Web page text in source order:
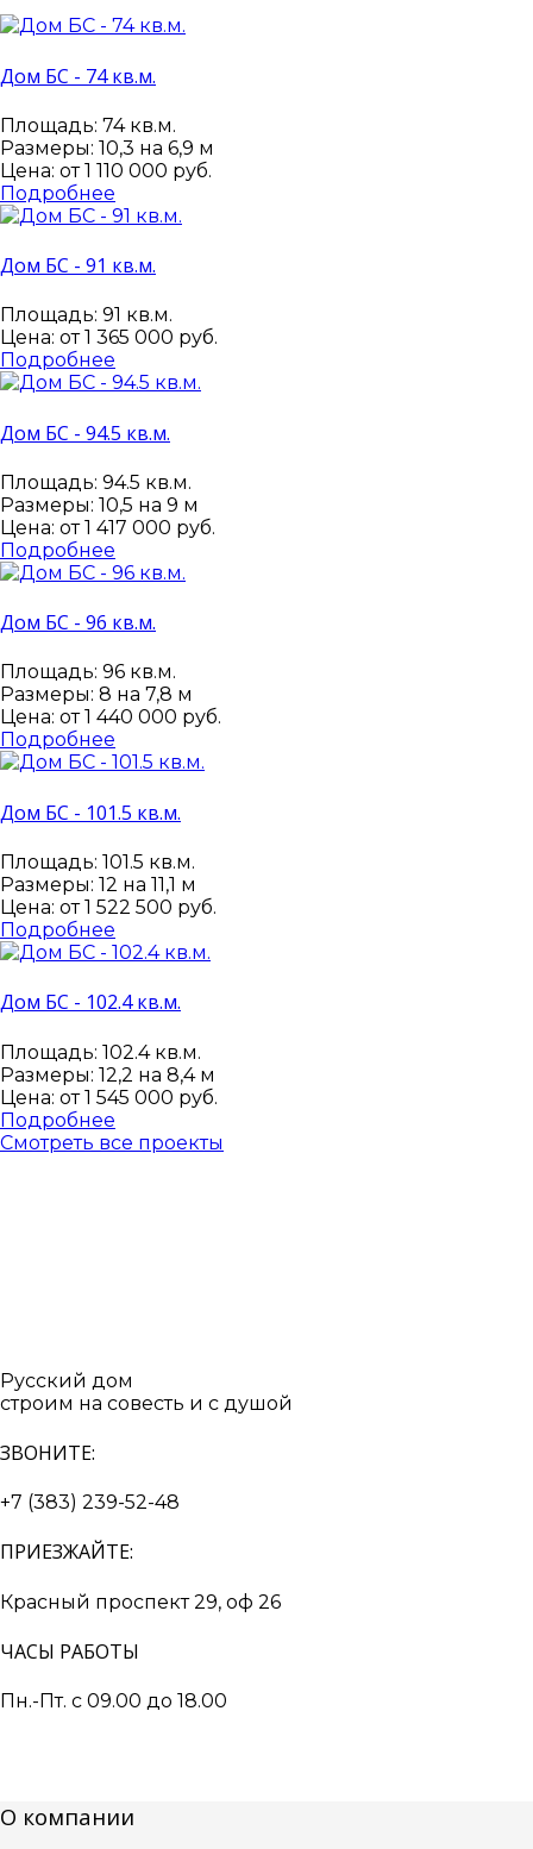
Дом БС - 74 кв.м.
Площадь: 74 кв.м.
Размеры: 10,3 на 6,9 м
Цена: от1 110 000 руб.
Подробнее
Дом БС - 91 кв.м.
Площадь: 91 кв.м.
Цена: от1 365 000 руб.
Подробнее
Дом БС - 94.5 кв.м.
Площадь: 94.5 кв.м.
Размеры: 10,5 на 9 м
Цена: от1 417 000 руб.
Подробнее
Дом БС - 96 кв.м.
Площадь: 96 кв.м.
Размеры: 8 на 7,8 м
Цена: от1 440 000 руб.
Подробнее
Дом БС - 101.5 кв.м.
Площадь: 101.5 кв.м.
Размеры: 12 на 11,1 м
Цена: от1 522 500 руб.
Подробнее
Дом БС - 102.4 кв.м.
Площадь: 102.4 кв.м.
Размеры: 12,2 на 8,4 м
Цена: от1 545 000 руб.
Подробнее
Смотреть все проекты
Русский дом
строим на совесть и с душой
ЗВОНИТЕ:
+7 (383) 239-52-48
ПРИЕЗЖАЙТЕ:
Красный проспект 29, оф 26
ЧАСЫ РАБОТЫ
Пн.-Пт. с 09.00 до 18.00
О компании